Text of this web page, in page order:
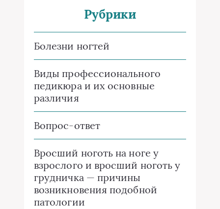
Рубрики
Болезни ногтей
Виды профессионального
педикюра и их основные
различия
Вопрос-ответ
Вросший ноготь на ноге у
взрослого и вросший ноготь у
грудничка — причины
возникновения подобной
патологии